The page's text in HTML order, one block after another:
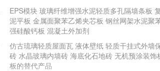
电动工具
手动工具 其他手动工具
水准仪 经纬仪 全站仪 游标卡尺
压力试验机 CBR土壤强度试验仪 土壤液塑限测
砼回弹仪 水泥安定性测定仪 水泥凝结时间测定
EPS模块 玻璃纤维增强水泥轻质多孔隔墙条板
泥平板 金属面聚苯乙烯夹芯板 钢丝网架水泥聚
强硅酸钙板 混凝土外加剂
仿古琉璃轻质屋面瓦 液体壁纸 轻质干挂式外墙
砖 水晶玻璃内墙砖 海底化石地砖 无机预涂装饰
板的替代产品